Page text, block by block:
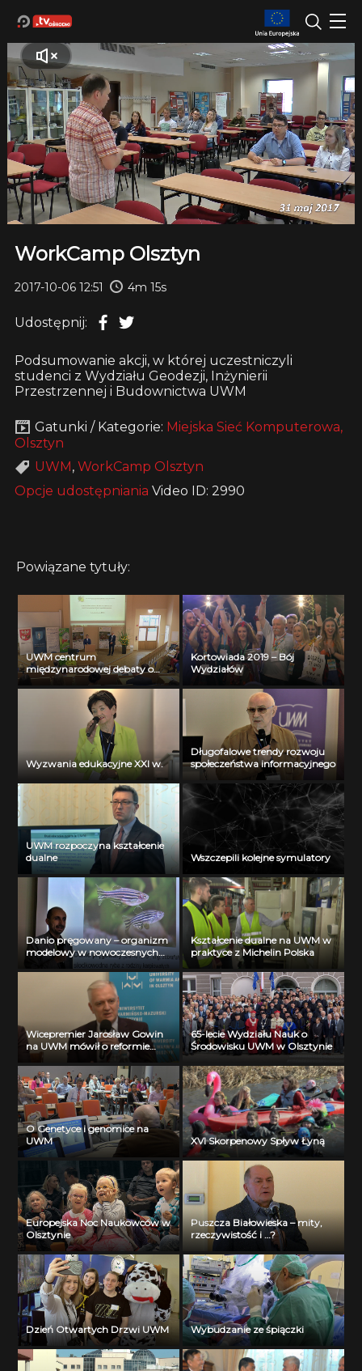
WorkCamp Olsztyn
2017-10-06 12:51 4m 15s
Udostępnij:
Podsumowanie akcji, w której uczestniczyli
studenci z Wydziału Geodezji, Inżynierii
Przestrzennej i Budownictwa UWM
Gatunki / Kategorie: Miejska Sieć Komputerowa,
Olsztyn
UWM, WorkCamp Olsztyn
Opcje udostępniania Video ID: 2990
Powiązane tytuły:
UWM centrum
międzynarodowej debaty o
dobrych praktykach
środowiskowych
Kortowiada 2019 – Bój
Wydziałów
Wyzwania edukacyjne XXI w.
Długofalowe trendy rozwoju
społeczeństwa informacyjnego
UWM rozpoczyna kształcenie
dualne
Wszczepili kolejne symulatory
Danio pręgowany – organizm
modelowy w nowoczesnych
badaniach biochemicznych
Kształcenie dualne na UWM w
praktyce z Michelin Polska
Wicepremier Jarosław Gowin
na UWM mówił o reformie
szkolnictwa wyższego
65-lecie Wydziału Nauk o
Środowisku UWM w Olsztynie
O Genetyce i genomice na
UWM
XVI Skorpenowy Spływ Łyną
Europejska Noc Naukowców w
Olsztynie
Puszcza Białowieska – mity,
rzeczywistość i …?
Dzień Otwartych Drzwi UWM Wybudzanie ze śpiączki